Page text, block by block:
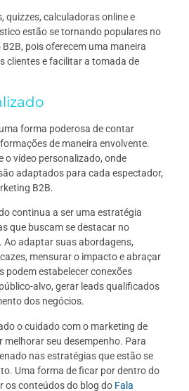
calculadoras online e
estão se tornando populares no
pois oferecem uma maneira
clientes e facilitar a tomada de
forma poderosa de contar
de maneira envolvente.
o vídeo personalizado, onde
adaptados para cada espectador,
B2B.
continua a ser uma estratégia
que buscam se destacar no
Ao adaptar suas abordagens,
mensurar o impacto e abraçar
podem estabelecer conexões
alvo, gerar leads qualificados
dos negócios.
o cuidado com o marketing de
melhorar seu desempenho. Para
nas estratégias que estão se
Uma forma de ficar por dentro do
os conteúdos do blog do Fala